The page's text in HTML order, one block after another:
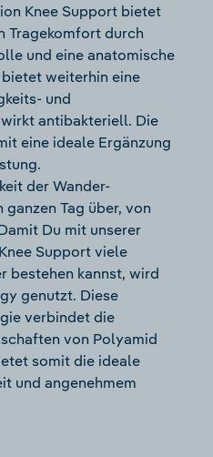
Knee Support bietet
Tragekomfort durch
und eine anatomische
weiterhin eine
und
antibakteriell. Die
eine ideale Ergänzung
der Wander-
Tag über, von
Du mit unserer
Support viele
bestehen kannst, wird
genutzt. Diese
verbindet die
von Polyamid
somit die ideale
und angenehmem